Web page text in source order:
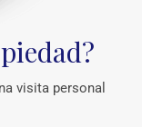
visita personal